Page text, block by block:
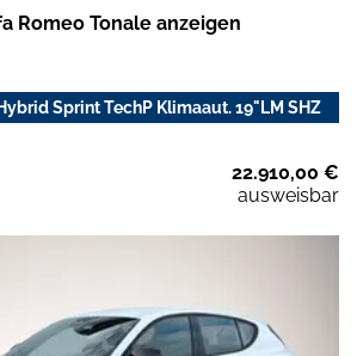
Romeo Tonale anzeigen
Sprint TechP Klimaaut. 19"LM SHZ
22.910,00 €
ausweisbar